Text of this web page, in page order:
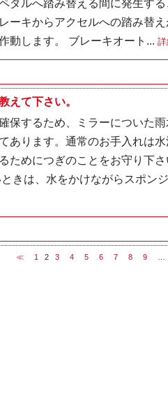
ダルへ踏み替える間に発生す
ーキからアクセルへの踏み替え
動します。 ブレーキオート...
えて下さい。
保するため、ミラーについた
あります。通常のお手入れは
ためにつぎのことをお守り下さ
きは、水をかけながらスポン
≪ 1 2 3 4 5 6 7 8 9